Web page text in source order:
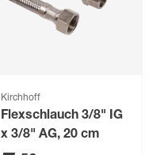
Kirchhoff
Flexschlauch 3/8" IG
x 3/8" AG, 20 cm